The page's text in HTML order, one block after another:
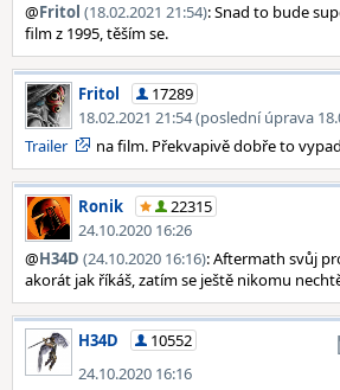
@Fritol (18.02.2021 21:54): Snad to bude
film z 1995, těším se.
Fritol
17289
18.02.2021 21:54 (poslední úprava
Trailer na film. Překvapivě dobře to
Ronik
22315
24.10.2020 16:26
@H34D (24.10.2020 16:16): Aftermath svůj
akorát jak říkáš, zatím se ještě nikomu
H34D
10552
24.10.2020 16:16